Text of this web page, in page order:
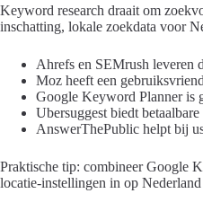
Keyword research draait om
inschatting, lokale zoekdata voor
Ahrefs en SEMrush leveren
Moz heeft een
Google Keyword Planner is
Ubersuggest biedt
AnswerThePublic helpt bij
Praktische tip: combineer Google
locatie-instellingen in op